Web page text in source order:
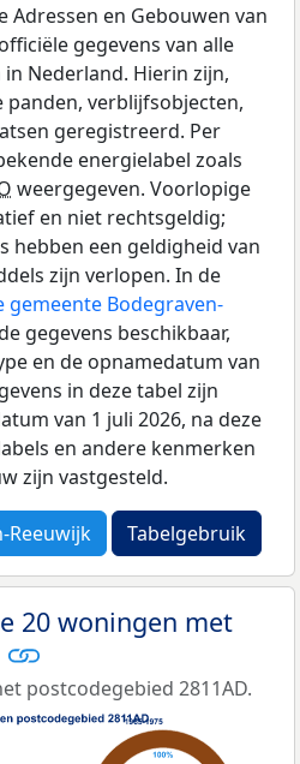
Adressen en Gebouwen van
gegevens van alle
Nederland. Hierin zijn,
panden, verblijfsobjecten,
geregistreerd. Per
energielabel zoals
weergegeven. Voorlopige
en niet rechtsgeldig;
hebben een geldigheid van
zijn verlopen. In de
gemeente Bodegraven-
gegevens beschikbaar,
en de opnamedatum van
in deze tabel zijn
van 1 juli 2026, na deze
en andere kenmerken
zijn vastgesteld.
Reeuwijk Tabelgebruik
20 woningen met
postcodegebied 2811AD.